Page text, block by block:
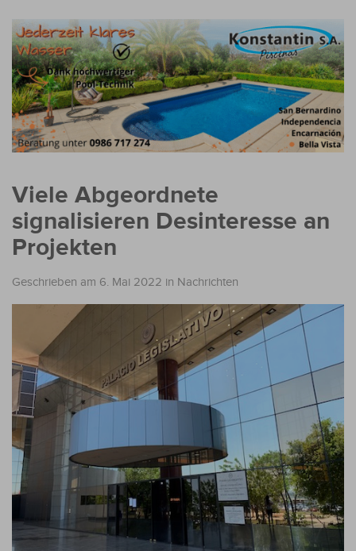
Viele Abgeordnete
signalisieren Desinteresse an
Projekten
Geschrieben am 6. Mai 2022 in Nachrichten